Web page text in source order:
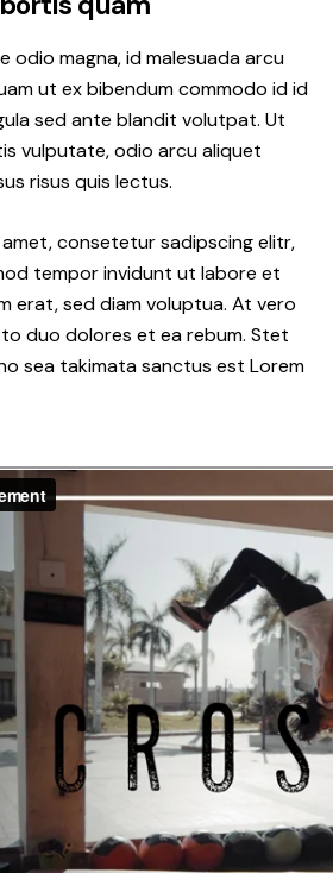
odio magna, id malesuada arcu
ut ex bibendum commodo id id
sed ante blandit volutpat. Ut
vulputate, odio arcu aliquet
risus quis lectus.
consetetur sadipscing elitr,
tempor invidunt ut labore et
erat, sed diam voluptua. At vero
duo dolores et ea rebum. Stet
sea takimata sanctus est Lorem